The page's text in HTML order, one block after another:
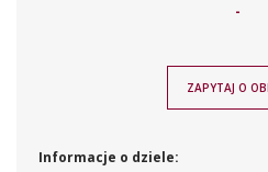
-
ZAPYTAJ O
Informacje o dziele: